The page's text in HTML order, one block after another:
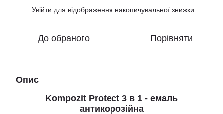
Увійти для відображення накопичувальної знижки
До обраного Порівняти
Опис
Kompozit Protect 3 в 1 - емаль
антикорозійна